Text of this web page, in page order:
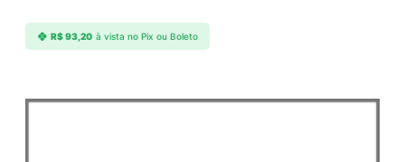
R$93,20 à vista no Pix ou Boleto